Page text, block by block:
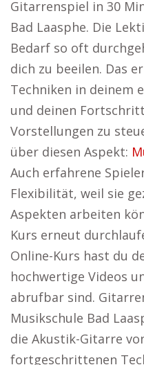
Gitarrenspiel in 30
Bad Laasphe. Die
Bedarf so oft
dich zu beeilen. Das
Techniken in deinem
und deinen
Vorstellungen zu
über diesen Aspekt:
Auch erfahrene
Flexibilität, weil sie
Aspekten arbeiten
Kurs erneut
Online-Kurs hast du
hochwertige Videos
abrufbar sind.
Musikschule Bad
die Akustik-Gitarre
fortgeschrittenen